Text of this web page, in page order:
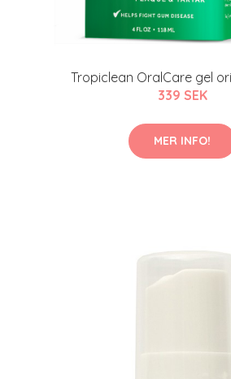
Tropiclean OralCare gel
339 SEK
MER INFO!